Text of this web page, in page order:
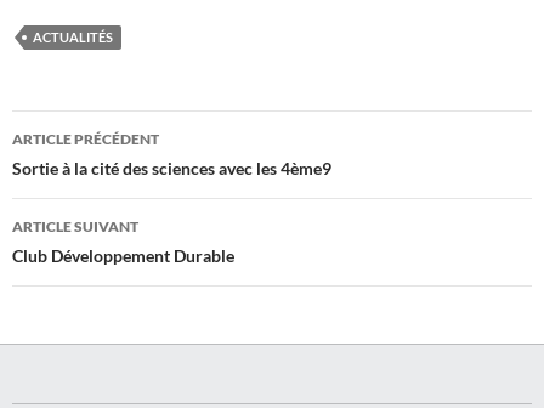
ACTUALITÉS
Navigation
des
articles
ARTICLE PRÉCÉDENT
Sortie à la cité des sciences avec les 4ème9
ARTICLE SUIVANT
Club Développement Durable